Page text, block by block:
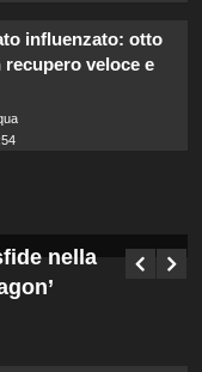
influenzato: otto
veloce e
concorso per
scopri i
nella